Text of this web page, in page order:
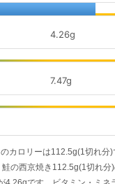
4.26g
7.47g
カロリーは112.5g(1切れ
の西京焼き112.5g(1切れ